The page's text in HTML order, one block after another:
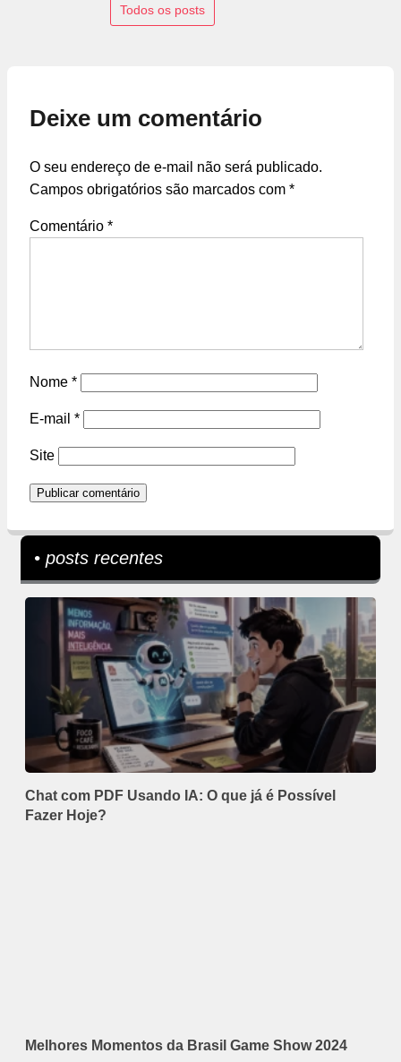
Todos os posts
Deixe um comentário
O seu endereço de e-mail não será publicado.
Campos obrigatórios são marcados com *
Comentário *
Nome *
E-mail *
Site
• posts recentes
Chat com PDF Usando IA: O que já é Possível
Fazer Hoje?
Melhores Momentos da Brasil Game Show 2024